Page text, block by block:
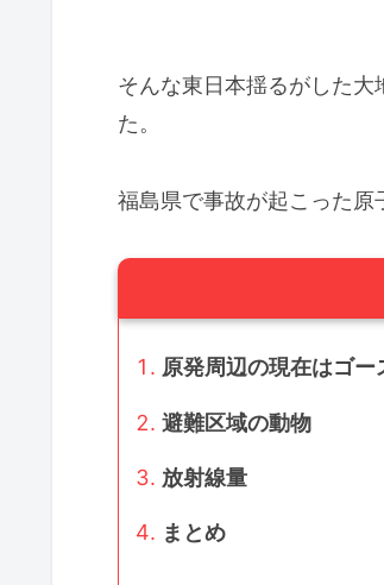
そんな東日本揺るがした
た。
福島県で事故が起こった原
原発周辺の現在はゴー
避難区域の動物
放射線量
まとめ